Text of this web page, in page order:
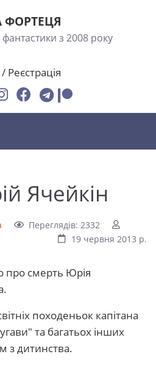
ФОРТЕЦЯ
з 2008 року
Реєстрація
Ячейкін
Переглядів: 2332
19 червня 2013 р.
про смерть Юрія
походеньок капітана
та багатьох інших
з дитинства.